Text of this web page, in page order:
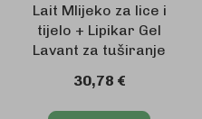
Lait Mlijeko za lice i
tijelo + Lipikar Gel
Lavant za tuširanje
30,78 €